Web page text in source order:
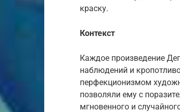
краску.
Контекст
Каждое произведение
наблюдений и
перфекционизмом
позволяли ему с
мгновенного и